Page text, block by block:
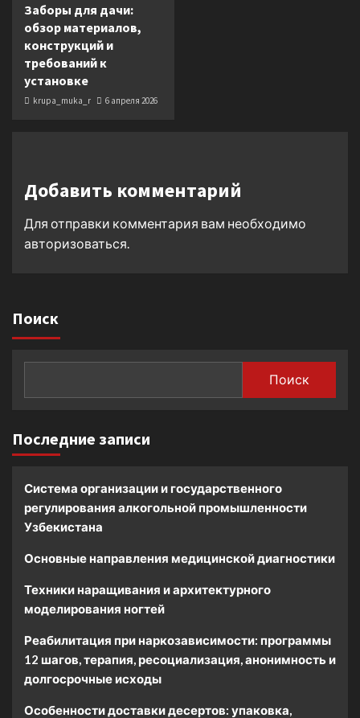
Заборы для дачи:
обзор материалов,
конструкций и
требований к
установке
krupa_muka_r 6 апреля 2026
Добавить комментарий
Для отправки комментария вам необходимо
авторизоваться
Поиск
Поиск
Последние записи
Система организации и государственного
регулирования алкогольной промышленности
Узбекистана
Основные направления медицинской диагностики
Техники наращивания и архитектурного
моделирования ногтей
Реабилитация при наркозависимости: программы
12 шагов, терапия, ресоциализация, анонимность и
долгосрочные исходы
Особенности доставки десертов: упаковка,